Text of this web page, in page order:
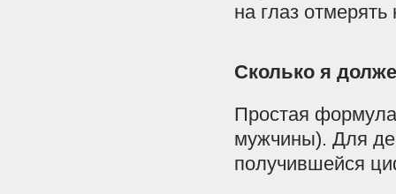
на глаз
Сколько я
Простая
мужчины). Для
получившейся